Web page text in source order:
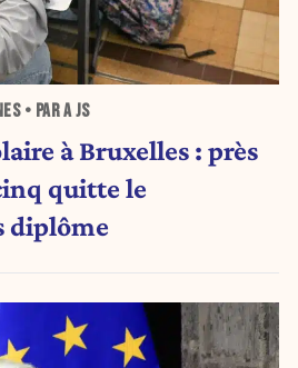
• PAR A JS
à Bruxelles : près
quitte le
diplôme